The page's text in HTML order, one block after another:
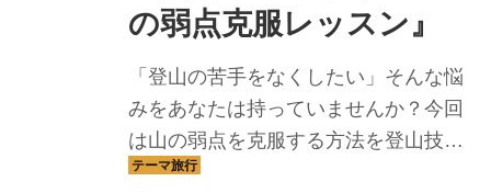
の弱点克服レッスン』
「登山の苦手をなくしたい」そんな悩
みをあなたは持っていませんか？今回
は山の弱点を克服する方法を登山技術
のエキスパート集団「山旅スクール」